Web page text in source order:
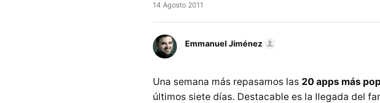
14 Agosto 2011
Emmanuel Jiménez
Una semana más repasamos las 20 apps más
últimos siete días. Destacable es la llegada del